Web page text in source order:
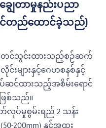
င်ချွေတာမှုနည်းပညာ
င်တည်ထောင်ခဲ့သည်)
လီတင်သွင်းထားသည့်စဉ်ဆက်
များနှင့်ဂေဟစနစ်နှင့်
ဆင်ထားသည့်အစိမ်းရောင်
စ်သည်။
တ်လုပ်မှုစွမ်းရည် 2 သန်း